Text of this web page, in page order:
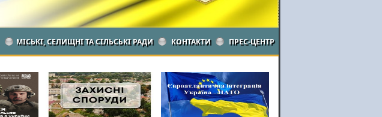
МІСЬКІ, СЕЛИЩНІ ТА СІЛЬСЬКІ РАДИ КОНТАКТИ ПРЕС-ЦЕНТР